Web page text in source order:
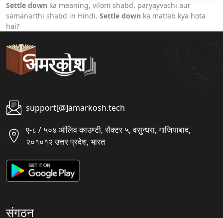
Settle down ka meaning, vilom shabd, paryayvachi aur
samanarthi shabd in Hindi. Settle down ka matlab kya hota
hai?
support[@]amarkosh.tech
ए-८ / ५०४ ऑलिव काउण्टी, सैक्टर ५, वसुन्धरा, गाजियाबाद,
२०१०१२ उत्तर प्रदेश, भारत
संगठन